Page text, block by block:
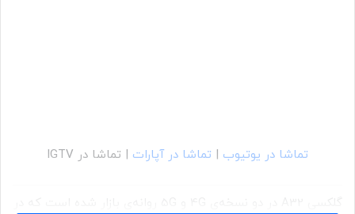
تماشا در یوتیوب | تماشا در آپارات | تماشا در IGTV